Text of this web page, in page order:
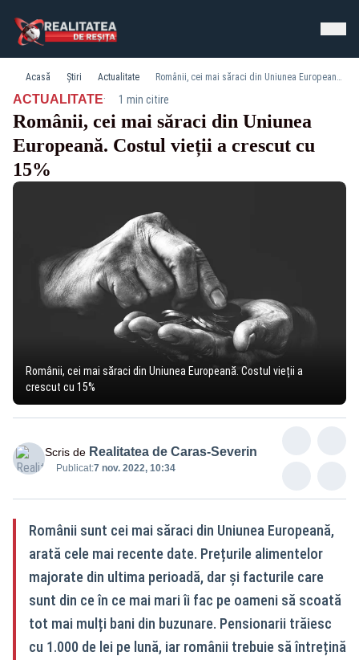
Acasă Știri Actualitate Românii, cei mai săraci din Uniunea Europeană. Costul vieții a crescut cu 15%
ACTUALITATE· 1 min citire
Românii, cei mai săraci din Uniunea
Europeană. Costul vieții a crescut cu
15%
Românii, cei mai săraci din Uniunea Europeană. Costul vieții a
crescut cu 15%
Scris de Realitatea de Caras-Severin
Publicat:7 nov. 2022, 10:34
Românii sunt cei mai săraci din Uniunea Europeană,
arată cele mai recente date. Prețurile alimentelor
majorate din ultima perioadă, dar și facturile care
sunt din ce în ce mai mari îi fac pe oameni să scoată
tot mai mulți bani din buzunare. Pensionarii trăiesc
cu 1.000 de lei pe lună, iar românii trebuie să întrețină